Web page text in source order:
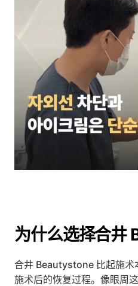
为什么选择合井
合井 Beautystone 比起施术
施术后的恢复过程。像眼周